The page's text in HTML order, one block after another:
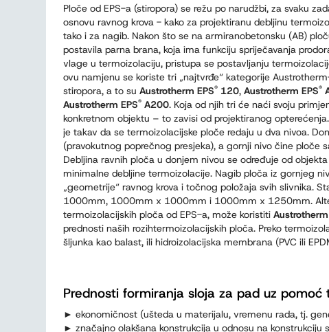
Ploče od EPS-a (stiropora) se režu po narudžbi, za svaku
osnovu ravnog krova - kako za projektiranu debljinu
tako i za nagib. Nakon što se na armiranobetonsku (AB)
postavila parna brana, koja ima funkciju spriječavanja
vlage u termoizolaciju, pristupa se postavljanju
ovu namjenu se koriste tri „najtvrđe“ kategorije
stiropora, a to su Austrotherm EPS® 120, Austrotherm EPS®
Austrotherm EPS® A200. Koja od njih tri će naći svoju
konkretnom objektu – to zavisi od projektiranog
je takav da se termoizolacijske ploče redaju u dva nivoa.
(pravokutnog poprečnog presjeka), a gornji nivo čine ploče
Debljina ravnih ploča u donjem nivou se određuje od
minimalne debljine termoizolacije. Nagib ploča iz gornjeg
„geometrije“ ravnog krova i točnog položaja svih slivnika.
1000mm, 1000mm x 1000mm i 1000mm x 1250mm.
termoizolacijskih ploča od EPS-a, može koristiti Austrotherm
prednosti naših rozihtermoizolacijskih ploča. Preko
šljunka kao balast, ili hidroizolacijska membrana (PVC ili
Prednosti formiranja sloja za pad uz pomoć
► ekonomičnost (ušteda u materijalu, vremenu rada, tj.
► značajno olakšana konstrukcija u odnosu na